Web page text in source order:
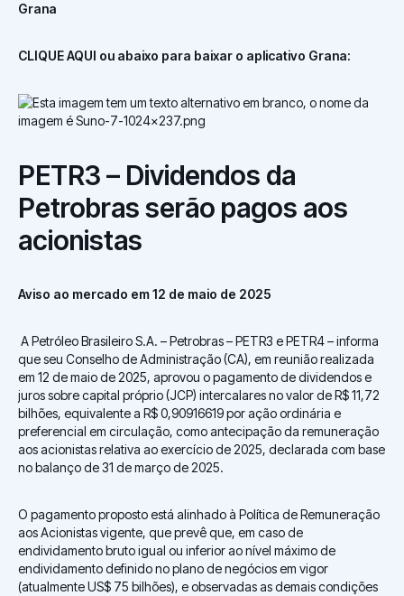
Grana
CLIQUE AQUI ou abaixo para baixar o aplicativo Grana:
PETR3 – Dividendos da
Petrobras serão pagos aos
acionistas
Aviso ao mercado em 12 de maio de 2025
A Petróleo Brasileiro S.A. – Petrobras – PETR3 e PETR4 – informa
que seu Conselho de Administração (CA), em reunião realizada
em 12 de maio de 2025, aprovou o pagamento de dividendos e
juros sobre capital próprio (JCP) intercalares no valor de R$ 11,72
bilhões, equivalente a R$ 0,90916619 por ação ordinária e
preferencial em circulação, como antecipação da remuneração
aos acionistas relativa ao exercício de 2025, declarada com base
no balanço de 31 de março de 2025.
O pagamento proposto está alinhado à Política de Remuneração
aos Acionistas vigente, que prevê que, em caso de
endividamento bruto igual ou inferior ao nível máximo de
endividamento definido no plano de negócios em vigor
(atualmente US$ 75 bilhões), e observadas as demais condições